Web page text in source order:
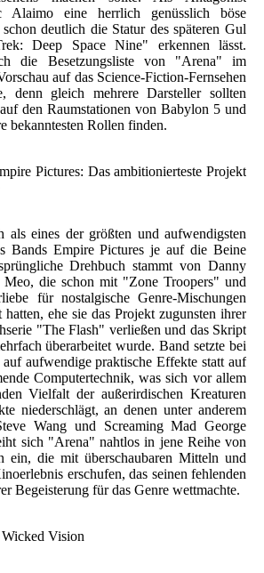
Alaimo eine herrlich genüsslich böse
deutlich die Statur des späteren Gul
Deep Space Nine" erkennen lässt.
die Besetzungsliste von "Arena" im
auf das Science-Fiction-Fernsehen
denn gleich mehrere Darsteller sollten
den Raumstationen von Babylon 5 und
bekanntesten Rollen finden.
Pictures: Das ambitionierteste Projekt
eines der größten und aufwendigsten
Bands Empire Pictures je auf die Beine
Drehbuch stammt von Danny
die schon mit "Zone Troopers" und
für nostalgische Genre-Mischungen
ehe sie das Projekt zugunsten ihrer
"The Flash" verließen und das Skript
überarbeitet wurde. Band setzte bei
aufwendige praktische Effekte statt auf
Computertechnik, was sich vor allem
Vielfalt der außerirdischen Kreaturen
niederschlägt, an denen unter anderem
Wang und Screaming Mad George
sich "Arena" nahtlos in jene Reihe von
ein, die mit überschaubaren Mitteln und
erschufen, das seinen fehlenden
Begeisterung für das Genre wettmachte.
Vision